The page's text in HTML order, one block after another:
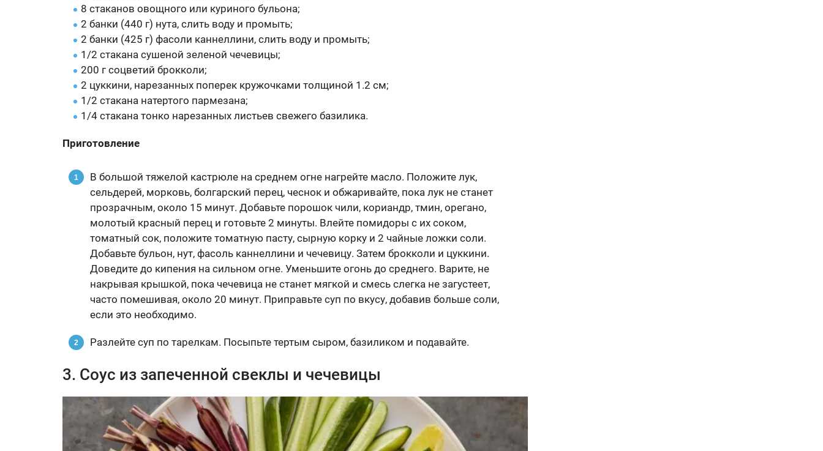
8 стаканов овощного или куриного бульона;
2 банки (440 г) нута, слить воду и промыть;
2 банки (425 г) фасоли каннеллини, слить воду и промыть;
1/2 стакана сушеной зеленой чечевицы;
200 г соцветий брокколи;
2 цуккини, нарезанных поперек кружочками толщиной 1.2 см;
1/2 стакана натертого пармезана;
1/4 стакана тонко нарезанных листьев свежего базилика.
Приготовление
В большой тяжелой кастрюле на среднем огне нагрейте масло. Положите лук,
сельдерей, морковь, болгарский перец, чеснок и обжаривайте, пока лук не станет
прозрачным, около 15 минут. Добавьте порошок чили, кориандр, тмин, орегано,
молотый красный перец и готовьте 2 минуты. Влейте помидоры с их соком,
томатный сок, положите томатную пасту, сырную корку и 2 чайные ложки соли.
Добавьте бульон, нут, фасоль каннеллини и чечевицу. Затем брокколи и цуккини.
Доведите до кипения на сильном огне. Уменьшите огонь до среднего. Варите, не
накрывая крышкой, пока чечевица не станет мягкой и смесь слегка не загустеет,
часто помешивая, около 20 минут. Приправьте суп по вкусу, добавив больше соли,
если это необходимо.
Разлейте суп по тарелкам. Посыпьте тертым сыром, базиликом и подавайте.
3. Соус из запеченной свеклы и чечевицы